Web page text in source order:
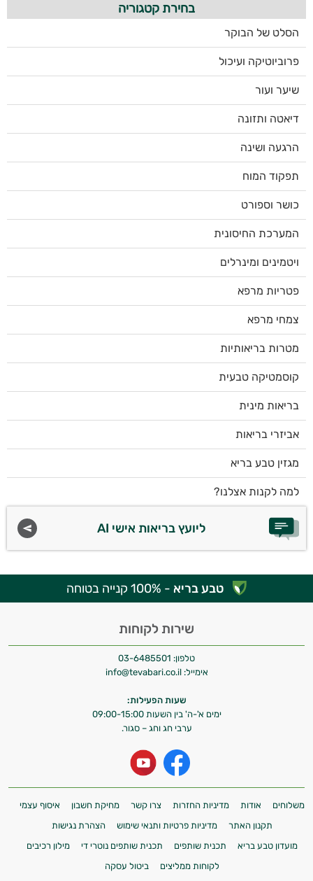
בחירת קטגוריה
הסלט של הבוקר
פרוביוטיקה ועיכול
שיער ועור
דיאטה ותזונה
הרגעה ושינה
תפקוד המוח
כושר וספורט
המערכת החיסונית
ויטמינים ומינרלים
פטריות מרפא
צמחי מרפא
מטרות בריאותיות
קוסמטיקה טבעית
בריאות מינית
אביזרי בריאות
מגזין טבע בריא
למה לקנות אצלנו?
ליועץ בריאות אישי AI
טבע בריא - 100% קנייה בטוחה
שירות לקוחות
טלפון: 03-6485501
אימייל: info@tevabari.co.il
שעות הפעילות:
ימים א'-ה' בין השעות 09:00-15:00
ערבי חג וחג – סגור.
משלוחים אודות מדיניות החזרות צרו קשר מחיקת חשבון
איסוף עצמי
תקנון האתר
מדיניות פרטיות ותנאי שימוש
הצהרת נגישות
מועדון טבע בריא
תכנית שותפים תכנית שותפים נוטרי די
מילון רכיבים
לקוחות ממליצים
ביטול עסקה